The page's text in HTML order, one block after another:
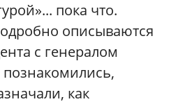
пока что.
описываются
с генералом
как